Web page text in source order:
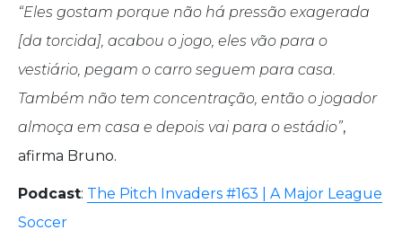
“Eles gostam porque não há pressão exagerada
[da torcida], acabou o jogo, eles vão para o
vestiário, pegam o carro seguem para casa.
Também não tem concentração, então o jogador
almoça em casa e depois vai para o estádio”,
afirma Bruno.
Podcast: The Pitch Invaders #163 | A Major League
Soccer